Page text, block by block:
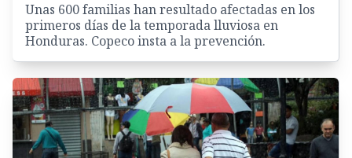
Unas 600 familias han resultado afectadas en los
primeros días de la temporada lluviosa en
Honduras. Copeco insta a la prevención.